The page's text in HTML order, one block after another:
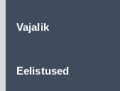
valik
Vajalik
Eelistused